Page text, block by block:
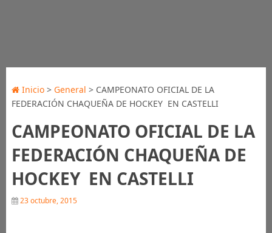
Inicio> General > CAMPEONATO OFICIAL DE LA
FEDERACIÓN CHAQUEÑA DE HOCKEY EN CASTELLI
CAMPEONATO OFICIAL DE LA
FEDERACIÓN CHAQUEÑA DE
HOCKEY EN CASTELLI
23 octubre, 2015